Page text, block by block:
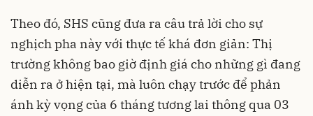
Theo đó, SHS cũng đưa ra câu trả lời cho sự
nghịch pha này với thực tế khá đơn giản: Thị
trường không bao giờ định giá cho những gì đang
diễn ra ở hiện tại, mà luôn chạy trước để phản
ánh kỳ vọng của 6 tháng tương lai thông qua 03